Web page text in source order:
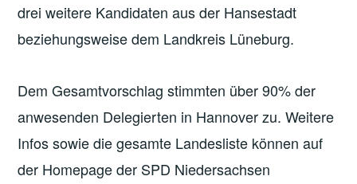
drei weitere Kandidaten aus der Hansestadt
beziehungsweise dem Landkreis Lüneburg.
Dem Gesamtvorschlag stimmten über 90% der
anwesenden Delegierten in Hannover zu. Weitere
Infos sowie die gesamte Landesliste können auf
der Homepage der SPD Niedersachsen